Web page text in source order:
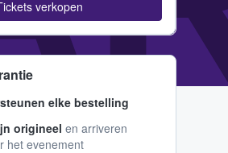
verkopen
elke bestelling
origineel en arriveren
het evenement